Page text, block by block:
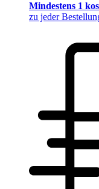
Mindestens 1
zu jeder